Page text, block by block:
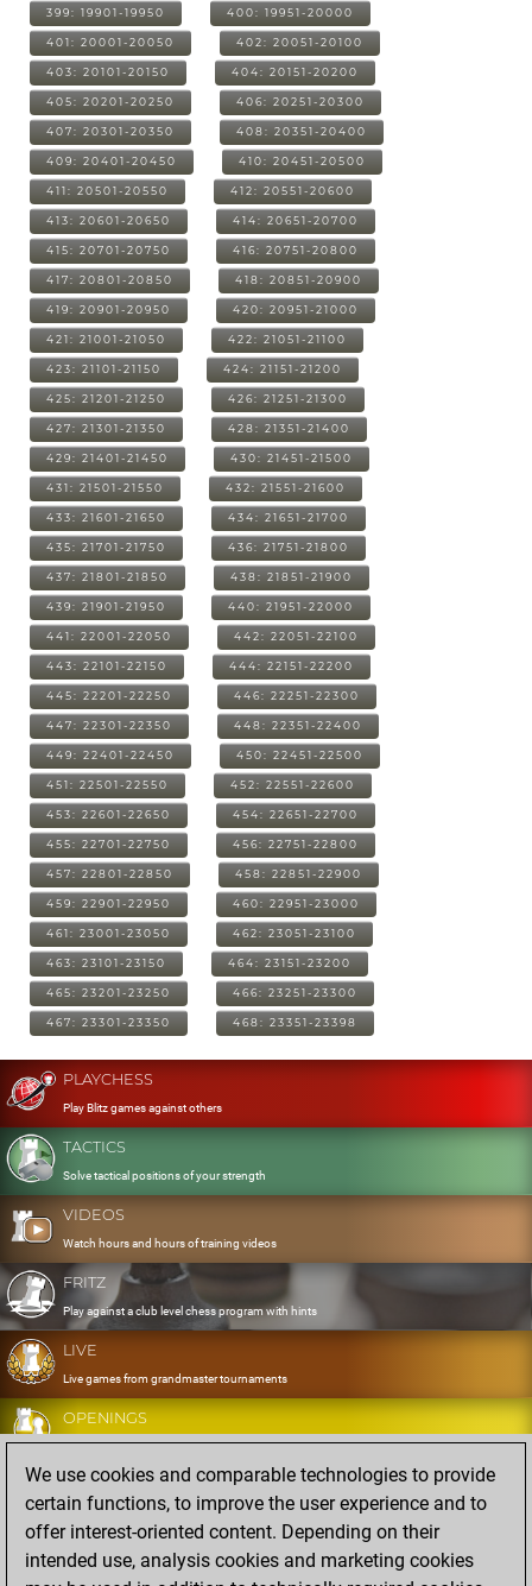
399: 19901-19950 400: 19951-20000
401: 20001-20050 402: 20051-20100
403: 20101-20150 404: 20151-20200
405: 20201-20250 406: 20251-20300
407: 20301-20350 408: 20351-20400
409: 20401-20450 410: 20451-20500
411: 20501-20550 412: 20551-20600
413: 20601-20650 414: 20651-20700
415: 20701-20750 416: 20751-20800
417: 20801-20850 418: 20851-20900
419: 20901-20950 420: 20951-21000
421: 21001-21050 422: 21051-21100
423: 21101-21150 424: 21151-21200
425: 21201-21250 426: 21251-21300
427: 21301-21350 428: 21351-21400
429: 21401-21450 430: 21451-21500
431: 21501-21550 432: 21551-21600
433: 21601-21650 434: 21651-21700
435: 21701-21750 436: 21751-21800
437: 21801-21850 438: 21851-21900
439: 21901-21950 440: 21951-22000
441: 22001-22050 442: 22051-22100
443: 22101-22150 444: 22151-22200
445: 22201-22250 446: 22251-22300
447: 22301-22350 448: 22351-22400
449: 22401-22450 450: 22451-22500
451: 22501-22550 452: 22551-22600
453: 22601-22650 454: 22651-22700
455: 22701-22750 456: 22751-22800
457: 22801-22850 458: 22851-22900
459: 22901-22950 460: 22951-23000
461: 23001-23050 462: 23051-23100
463: 23101-23150 464: 23151-23200
465: 23201-23250 466: 23251-23300
467: 23301-23350 468: 23351-23398
PLAYCHESS
Play Blitz games against others
TACTICS
Solve tactical positions of your strength
VIDEOS
Watch hours and hours of training videos
FRITZ
Play against a club level chess program with hints
LIVE
Live games from grandmaster tournaments
OPENINGS
Develop and exercise your openings
DATABASE
Eight million strong games
MYGAMES
Store and analyse your own games in the cloud
We use cookies and comparable technologies to provide
certain functions, to improve the user experience and to
offer interest-oriented content. Depending on their
intended use, analysis cookies and marketing cookies